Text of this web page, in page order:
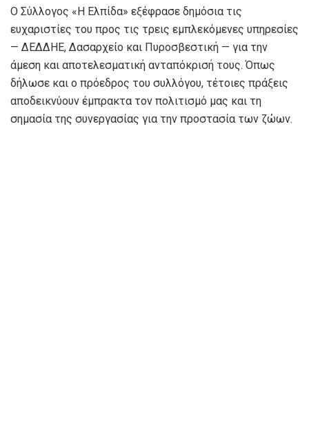
Ο Σύλλογος «Η Ελπίδα» εξέφρασε δημόσια τις
ευχαριστίες του προς τις τρεις εμπλεκόμενες υπηρεσίες
— ΔΕΔΔΗΕ, Δασαρχείο και Πυροσβεστική — για την
άμεση και αποτελεσματική ανταπόκρισή τους. Όπως
δήλωσε και ο πρόεδρος του συλλόγου, τέτοιες πράξεις
αποδεικνύουν έμπρακτα τον πολιτισμό μας και τη
σημασία της συνεργασίας για την προστασία των ζώων.